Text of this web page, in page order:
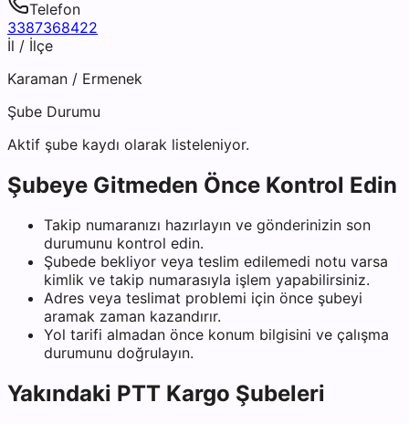
Telefon
3387368422
İl / İlçe
Karaman / Ermenek
Şube Durumu
Aktif şube kaydı olarak listeleniyor.
Şubeye Gitmeden Önce Kontrol Edin
Takip numaranızı hazırlayın ve gönderinizin son
durumunu kontrol edin.
Şubede bekliyor veya teslim edilemedi notu varsa
kimlik ve takip numarasıyla işlem yapabilirsiniz.
Adres veya teslimat problemi için önce şubeyi
aramak zaman kazandırır.
Yol tarifi almadan önce konum bilgisini ve çalışma
durumunu doğrulayın.
Yakındaki PTT Kargo Şubeleri